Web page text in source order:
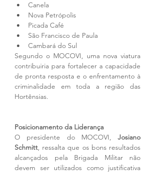
Canela
Nova Petrópolis
Picada Café
São Francisco de Paula
Cambará do Sul
Segundo o MOCOVI, uma nova viatura
contribuiria para fortalecer a capacidade
de pronta resposta e o enfrentamento à
criminalidade em toda a região das
Hortênsias.
Posicionamento da Liderança
O presidente do MOCOVI, Josiano
Schmitt, ressalta que os bons resultados
alcançados pela Brigada Militar não
devem ser utilizados como justificativa